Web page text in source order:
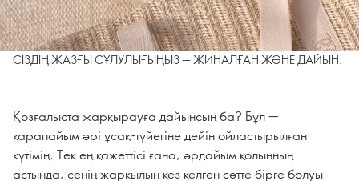
СІЗДІҢ ЖАЗҒЫ СҰЛУЛЫҒЫҢЫЗ — ЖИНАЛҒАН ЖӘНЕ ДАЙЫН.
Қозғалыста жарқырауға дайынсың ба? Бұл —
қарапайым әрі ұсақ-түйегіне дейін ойластырылған
күтімің. Тек ең қажеттісі ғана, әрдайым қолыңның
астында, сенің жарқылың кез келген сәтте бірге болуы